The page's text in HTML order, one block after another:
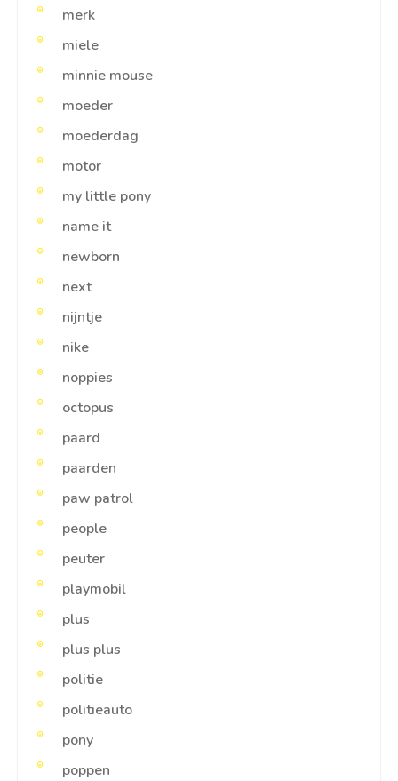
merk
miele
minnie mouse
moeder
moederdag
motor
my little pony
name it
newborn
next
nijntje
nike
noppies
octopus
paard
paarden
paw patrol
people
peuter
playmobil
plus
plus plus
politie
politieauto
pony
poppen